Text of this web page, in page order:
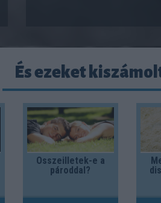
És ezeket
Összeilletek-e a
pároddal?